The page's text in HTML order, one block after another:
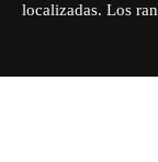
localizadas. Los